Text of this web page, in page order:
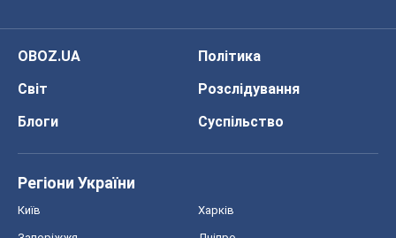
OBOZ.UA
Політика
Світ
Розслідування
Блоги
Суспільство
Регіони України
Київ Харків